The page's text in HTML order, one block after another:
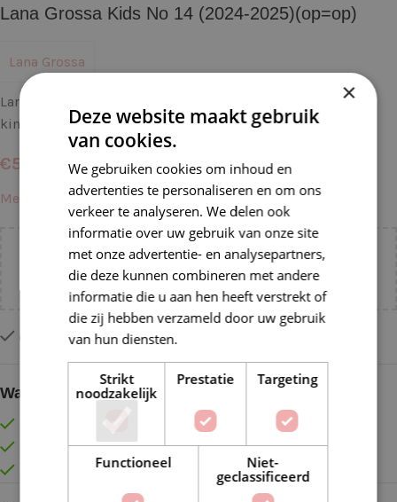
Lana Grossa Kids No 14 (2024-2025)(op=op)
Lana Grossa
Lana Grossa Kids No 14 is het leukste patronenboek voor
kinderen
€5,50
Meer informatie →
Voeg nog€55,00 toe voorgratis verzending binnen
Op voorraad
Waarom kopen bij de Wolkast?
Lage verzendkosten vanaf € 4,99 binnen NL
Gratis verzonden vanaf €55,-
Vóór 16:30 besteld = Zelfde (werk)dag verzonden
×
Deze website maakt gebruik
van cookies.
We gebruiken cookies om inhoud en
advertenties te personaliseren en om ons
verkeer te analyseren. We delen ook
informatie over uw gebruik van onze site
met onze advertentie- en analysepartners,
die deze kunnen combineren met andere
informatie die u aan hen heeft verstrekt of
die zij hebben verzameld door uw gebruik
van hun diensten.
Strikt
noodzakelijk
Prestatie Targeting
Functioneel
Niet-
geclassificeerd